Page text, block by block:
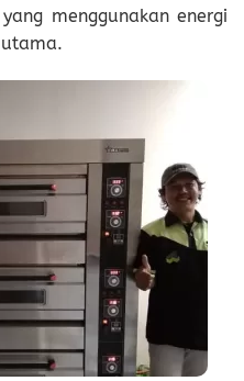
menggunakan energi